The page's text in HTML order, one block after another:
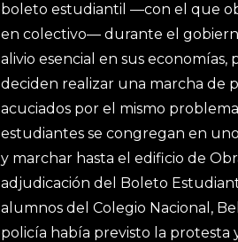
boleto estudiantil —con el que
en colectivo— durante el
alivio esencial en sus
deciden realizar una marcha de
acuciados por el mismo
estudiantes se congregan en
y marchar hasta el edificio de
adjudicación del Boleto
alumnos del Colegio Nacional,
policía había previsto la protesta